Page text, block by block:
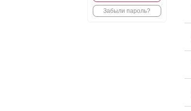
Забыли пароль?